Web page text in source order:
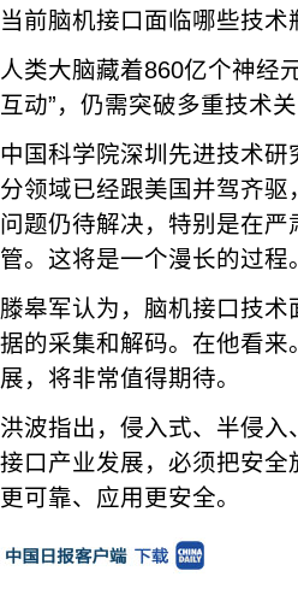
当前脑机接口面临哪些技术
人类大脑藏着860亿个神经
互动”，仍需突破多重技术关
中国科学院深圳先进技术
分领域已经跟美国并驾齐
问题仍待解决，特别是在
管。这将是一个漫长的过程。
滕皋军认为，脑机接口技
据的采集和解码。在他看
展，将非常值得期待。
洪波指出，侵入式、半侵
接口产业发展，必须把安
更可靠、应用更安全。